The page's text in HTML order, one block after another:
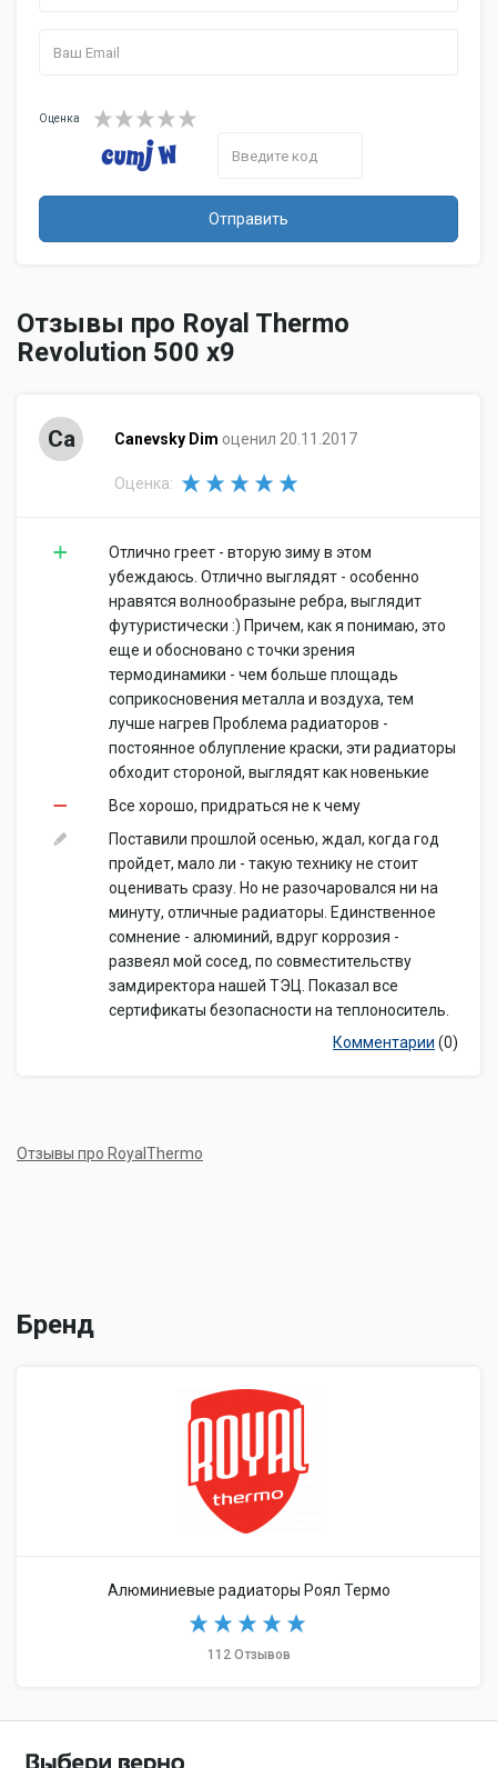
Оценка
Отправить
Отзывы про Royal Thermo
Revolution 500 x9
Ca Canevsky Dim оценил 20.11.2017
Оценка:
Отлично греет - вторую зиму в этом
убеждаюсь. Отлично выглядят - особенно
нравятся волнообразыне ребра, выглядит
футуристически :) Причем, как я понимаю, это
еще и обосновано с точки зрения
термодинамики - чем больше площадь
соприкосновения металла и воздуха, тем
лучше нагрев Проблема радиаторов -
постоянное облупление краски, эти радиаторы
обходит стороной, выглядят как новенькие
Все хорошо, придраться не к чему
Поставили прошлой осенью, ждал, когда год
пройдет, мало ли - такую технику не стоит
оценивать сразу. Но не разочаровался ни на
минуту, отличные радиаторы. Единственное
сомнение - алюминий, вдруг коррозия -
развеял мой сосед, по совместительству
замдиректора нашей ТЭЦ. Показал все
сертификаты безопасности на теплоноситель.
Комментарии (0)
Отзывы про RoyalThermo
Бренд
Алюминиевые радиаторы Роял Термо
112 Отзывов